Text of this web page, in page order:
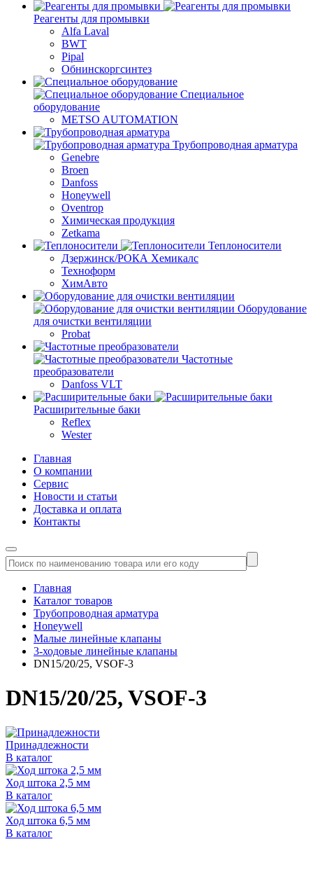
Реагенты для промывки
Alfa Laval
BWT
Pipal
Обнинскоргсинтез
Специальное
оборудование
METSO AUTOMATION
Трубопроводная арматура
Genebre
Broen
Danfoss
Honeywell
Oventrop
Химическая продукция
Zetkama
Теплоносители
Дзержинск/РОКА Хемикалс
Техноформ
ХимАвто
Оборудование
для очистки вентиляции
Probat
Частотные
преобразователи
Danfoss VLT
Расширительные баки
Reflex
Wester
Главная
О компании
Сервис
Новости и статьи
Доставка и оплата
Контакты
Главная
Каталог товаров
Трубопроводная арматура
Honeywell
Малые линейные клапаны
3-ходовые линейные клапаны
DN15/20/25, VSOF-3
DN15/20/25, VSOF-3
Принадлежности
В каталог
Ход штока 2,5 мм
В каталог
Ход штока 6,5 мм
В каталог